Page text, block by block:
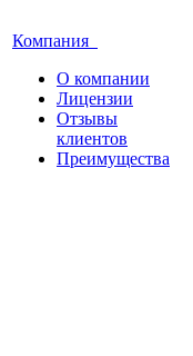
Компания
О компании
Лицензии
Отзывы
клиентов
Преимущества